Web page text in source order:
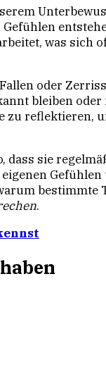
was sich
oder
bleiben
reflektieren,
dass sie
.